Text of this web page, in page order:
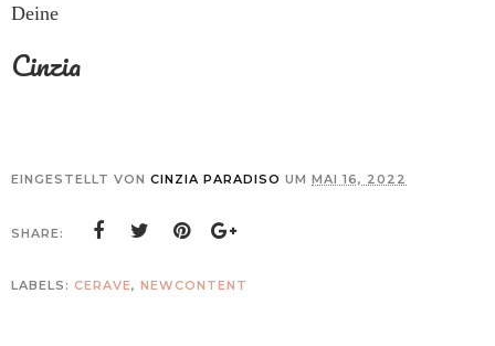
Deine
Cinzia
EINGESTELLT VON CINZIA PARADISO UM MAI 16, 2022
SHARE:
LABELS: CERAVE, NEWCONTENT